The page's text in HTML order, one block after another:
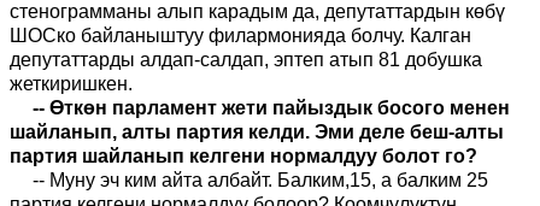
стенограмманы алып карадым да, депутаттардын көбү
ШОСко байланыштуу филармонияда болчу. Калган
депутаттарды алдап-салдап, эптеп атып 81 добушка
жеткиришкен.
-- Өткөн парламент жети пайыздык босого менен
шайланып, алты партия келди. Эми деле беш-алты
партия шайланып келгени нормалдуу болот го?
-- Муну эч ким айта албайт. Балким,15, а балким 25